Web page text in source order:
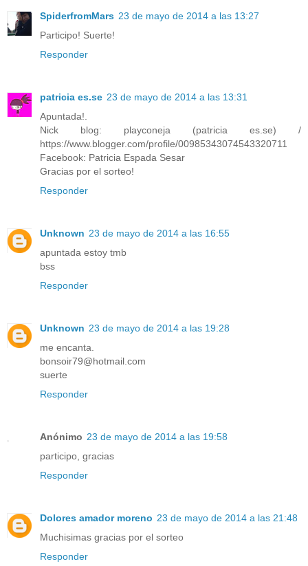
SpiderfromMars 23 de mayo de 2014 a las 13:27
Participo! Suerte!
Responder
patricia es.se 23 de mayo de 2014 a las 13:31
Apuntada!.
Nick blog: playconeja (patricia es.se) /
https://www.blogger.com/profile/00985343074543320711
Facebook: Patricia Espada Sesar
Gracias por el sorteo!
Responder
Unknown 23 de mayo de 2014 a las 16:55
apuntada estoy tmb
bss
Responder
Unknown 23 de mayo de 2014 a las 19:28
me encanta.
bonsoir79@hotmail.com
suerte
Responder
Anónimo 23 de mayo de 2014 a las 19:58
participo, gracias
Responder
Dolores amador moreno 23 de mayo de 2014 a las 21:48
Muchisimas gracias por el sorteo
Responder